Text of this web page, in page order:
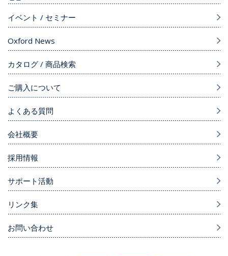
イベント / セミナー
Oxford News
カタログ / 商品検索
ご購入について
よくある質問
会社概要
採用情報
サポート活動
リンク集
お問い合わせ